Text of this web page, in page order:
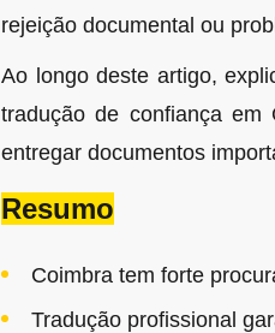
rejeição documental ou
Ao longo deste artigo,
tradução de confiança
entregar documentos
Resumo
Coimbra tem forte
Tradução profissional